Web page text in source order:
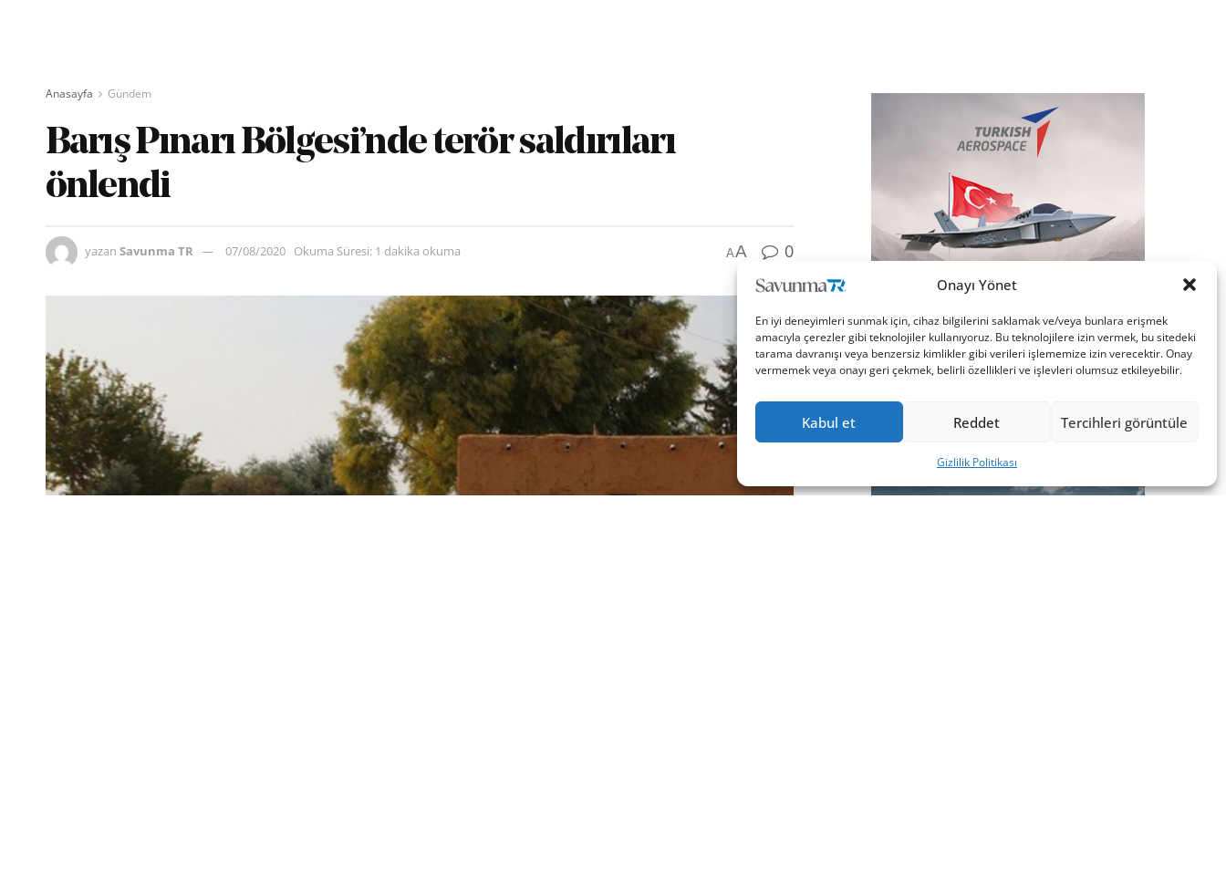
Onayı Yönet
En iyi deneyimleri sunmak için, cihaz bilgilerini saklamak ve/veya bunlara erişmek
amacıyla çerezler gibi teknolojiler kullanıyoruz. Bu teknolojilere izin vermek, bu sitedeki
tarama davranışı veya benzersiz kimlikler gibi verileri işlememize izin verecektir. Onay
vermemek veya onayı geri çekmek, belirli özellikleri ve işlevleri olumsuz etkileyebilir.
Kabul et Reddet Tercihleri görüntüle
Gizlilik Politikası
Anasayfa Gündem
Barış Pınarı Bölgesi’nde terör saldırıları
önlendi
yazan Savunma TR 07/08/2020 Okuma Süresi: 1 dakika okuma AA 0